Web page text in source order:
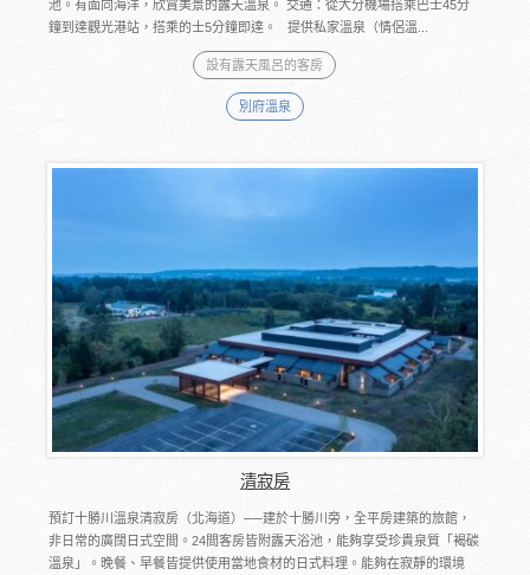
池。有面向海洋，欣賞美景的露天溫泉。 交通：從大分機場搭乘巴士45分
鐘到達觀光港站，搭乘的士5分鐘即達。 提供私家溫泉（情侶溫...
設有露天風呂的客房
別府溫泉
清寂房
預訂十勝川溫泉清寂房（北海道）──建於十勝川旁，全平房建築的旅館，
非日常的廣闊日式空間。24間客房皆附露天浴池，能夠享受珍貴泉質「褐碳
溫泉」。晚餐、早餐皆提供使用當地食材的日式料理。能夠在寂靜的環境